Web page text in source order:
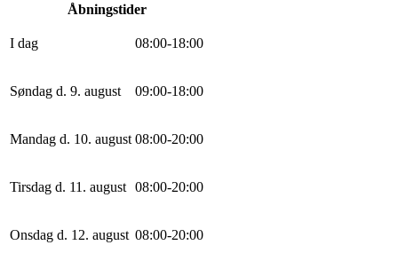
Åbningstider
I dag 08:00-18:00
Søndag d. 9. august 09:00-18:00
Mandag d. 10. august 08:00-20:00
Tirsdag d. 11. august 08:00-20:00
Onsdag d. 12. august 08:00-20:00